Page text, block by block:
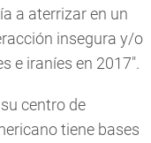
a aterrizar en un
insegura y/o
e iraníes en 2017".
centro de
tiene bases